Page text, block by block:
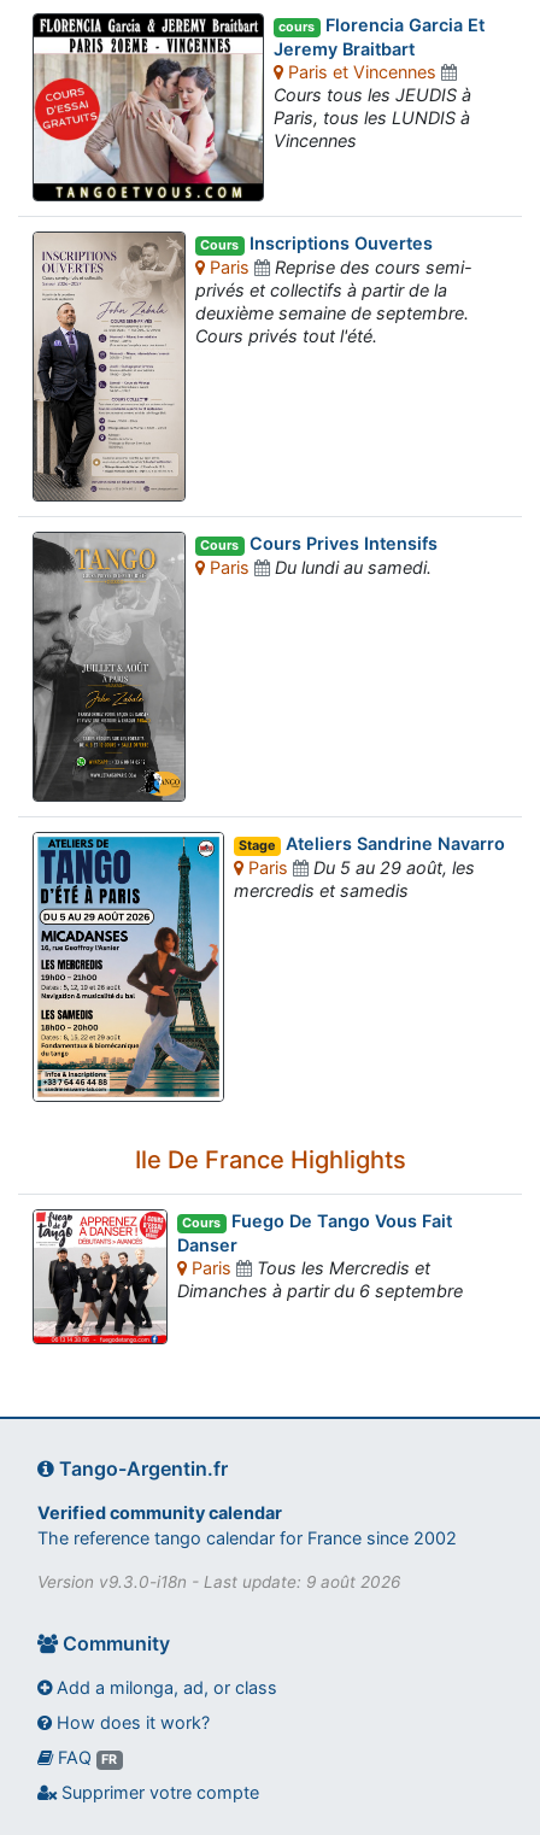
cours Florencia Garcia Et
Jeremy Braitbart
Paris et Vincennes
Cours tous les JEUDIS à
Paris, tous les LUNDIS à
Vincennes
Cours Inscriptions Ouvertes
Paris
Reprise des cours semi-
privés et collectifs à partir de la
deuxième semaine de septembre.
Cours privés tout l'été.
Cours Cours Prives Intensifs
Paris
Du lundi au samedi.
Stage Ateliers Sandrine Navarro
Paris
Du 5 au 29 août, les
mercredis et samedis
Ile De France Highlights
Cours Fuego De Tango Vous Fait
Danser
Paris
Tous les Mercredis et
Dimanches à partir du 6 septembre
Tango-Argentin.fr
Verified community calendar
The reference tango calendar for France since 2002
Version v9.3.0-i18n - Last update: 9 août 2026
Community
Add a milonga, ad, or class
How does it work?
FAQ
FR
Supprimer votre compte
Assistant tango-argentin.fr
Questions sur les milongas, cours et stages